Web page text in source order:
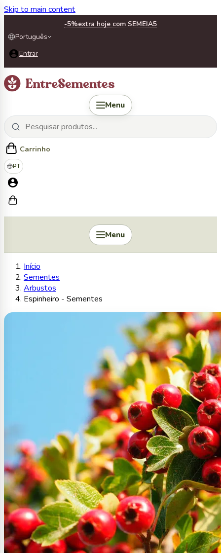
Skip to main content
-5%extra hoje com SEMEIA5
Português
Entrar
Menu
Carrinho
PT
Menu
Início
Sementes
Arbustos
Espinheiro - Sementes